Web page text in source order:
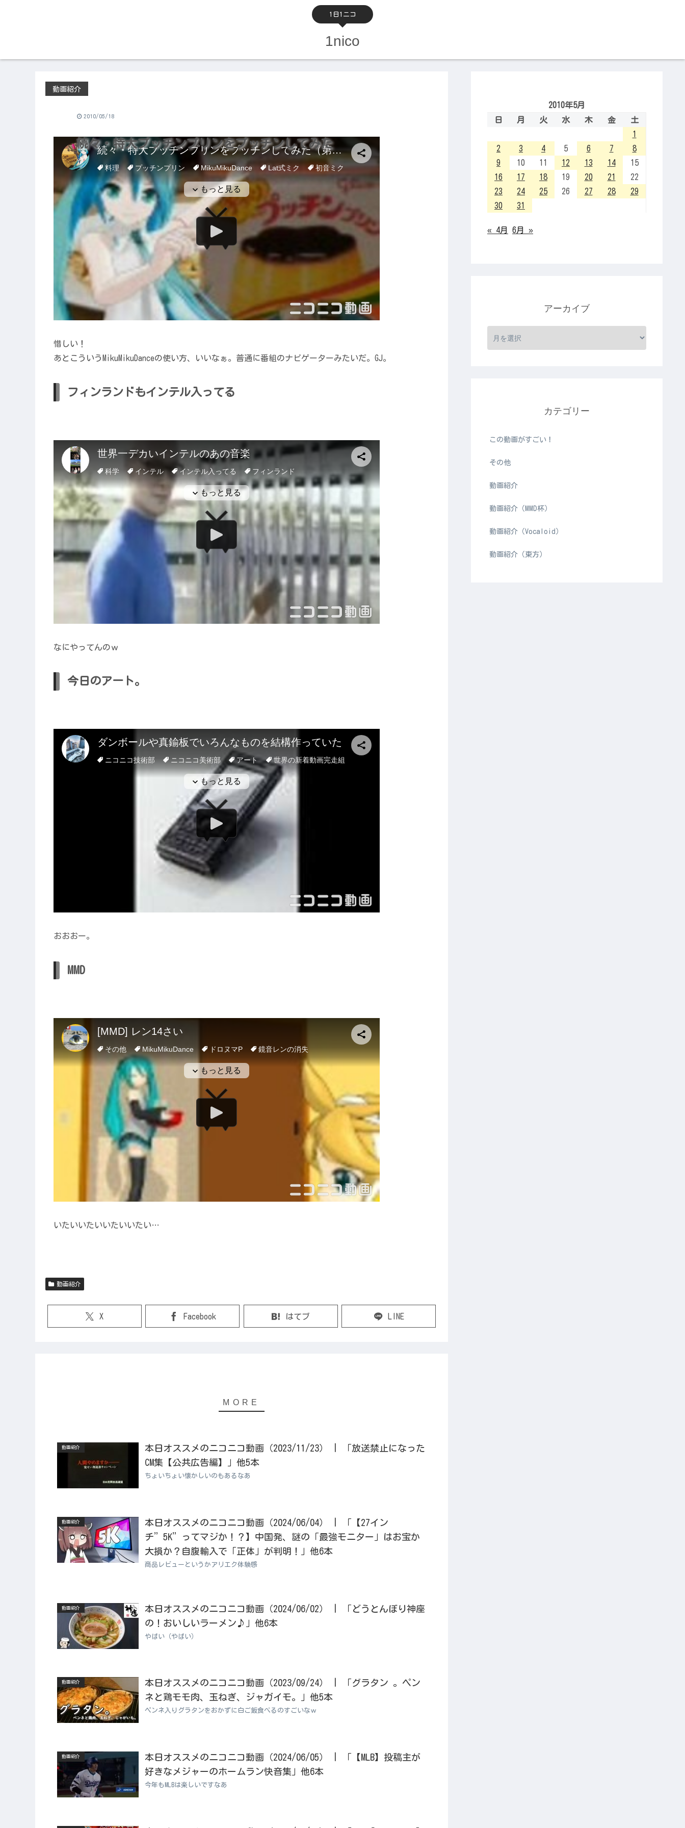
1日1ニコ
1nico
続々・特大プッチンプリンをプッチンしてみた
動画紹介
2010/05/18
惜しい！
あとこういうMikuMikuDanceの使い方、いいなぁ。普通に番組のナビゲーターみたいだ。GJ。
フィンランドもインテル入ってる
なにやってんのｗ
今日のアート。
おおおー。
MMD
いたいいたいいたいいたい…
動画紹介
X Facebook はてブ LINE
動画紹介
本日オススメのニコニコ動画（2023/11/23） | 「放送禁止になった
CM集【公共広告編】」他5本
ちょいちょい懐かしいのもあるなあ
動画紹介
本日オススメのニコニコ動画（2024/06/04） | 「【27イン
チ”5K”ってマジか！？】中国発、謎の「最強モニター」はお宝か
大損か？自腹輸入で「正体」が判明！」他6本
商品レビューというかアリエク体験感
動画紹介
本日オススメのニコニコ動画（2024/06/02） | 「どうとんぼり神座
の！おいしいラーメン♪」他6本
やばい（やばい）
動画紹介
本日オススメのニコニコ動画（2023/09/24） | 「グラタン 。ペン
ネと鶏モモ肉、玉ねぎ、ジャガイモ。」他5本
ペンネ入りグラタンをおかずに白ご飯食べるのすごいなｗ
動画紹介
本日オススメのニコニコ動画（2024/06/05） | 「【MLB】投稿主が
好きなメジャーのホームラン快音集」他6本
今年もMLBは楽しいですなあ
2010年5月
日
月 火 水 木 金
土
1
2
3 4 5 6 7
8
9
10 11 12 13 14
15
16
17 18 19 20 21
22
23
24 25 26 27 28
29
30
31
« 4月 6月 »
アーカイブ
カテゴリー
この動画がすごい！
その他
動画紹介
動画紹介（MMD杯）
動画紹介（Vocaloid）
動画紹介（東方）